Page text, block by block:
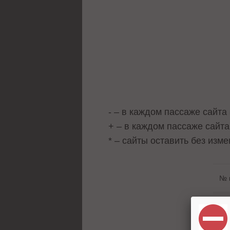
- – в каждом пассаже
+ – в каждом пассаже
* – сайты оставить без
№